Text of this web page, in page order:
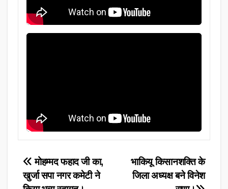
Post
भाकियू किसानशक्ति के
जिला अध्यक्ष बने विनेश
मोहम्मद फहाद जी का,
खुर्जा सपा नगर कमेटी ने